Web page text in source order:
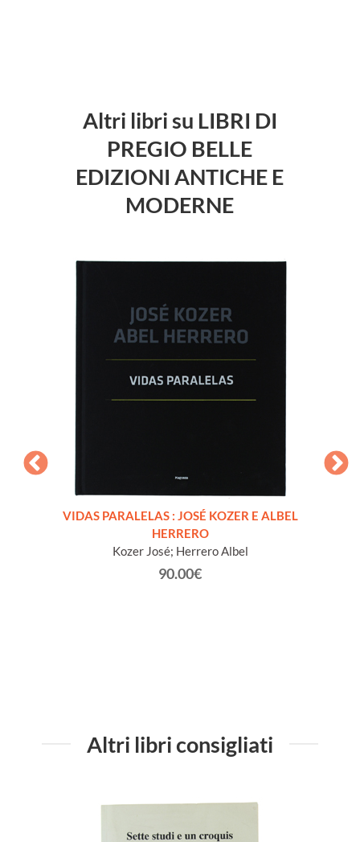
Altri libri su LIBRI DI
PREGIO BELLE
EDIZIONI ANTICHE E
MODERNE
VIDAS PARALELAS : JOSÉ KOZER E ALBEL
HERRERO
Kozer José; Herrero Albel
90.00€
Altri libri consigliati